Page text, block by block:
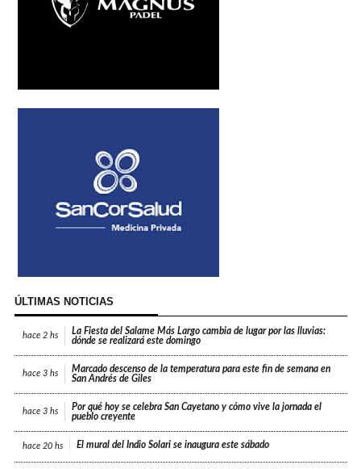
ÚLTIMAS NOTICIAS
hace 2 hs
La Fiesta del Salame Más Largo cambia de lugar por las lluvias:
dónde se realizará este domingo
hace 3 hs
Marcado descenso de la temperatura para este fin de semana en
San Andrés de Giles
hace 3 hs
Por qué hoy se celebra San Cayetano y cómo vive la jornada el
pueblo creyente
hace 20 hs El mural del Indio Solari se inaugura este sábado